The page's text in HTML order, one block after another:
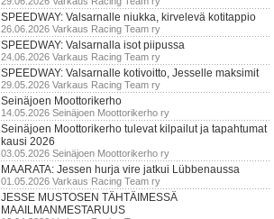
SPEEDWAY: Valsarnalle niukka, kirvelevä kotitappio
26.06.2026 Varkaus Racing Team ry
SPEEDWAY: Valsarnalla isot piipussa
24.06.2026 Varkaus Racing Team ry
SPEEDWAY: Valsarnalle kotivoitto, Jesselle maksimit
29.05.2026 Varkaus Racing Team ry
Seinäjoen Moottorikerho
14.05.2026 Seinäjoen Moottorikerho ry
Seinäjoen Moottorikerho tulevat kilpailut ja tapahtumat
kausi 2026
03.05.2026 Seinäjoen Moottorikerho ry
MAARATA: Jessen hurja vire jatkui Lübbenaussa
01.05.2026 Varkaus Racing Team ry
JESSE MUSTOSEN TÄHTÄIMESSÄ
MAAILMANMESTARUUS